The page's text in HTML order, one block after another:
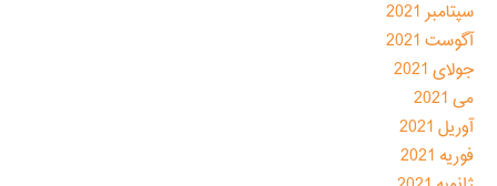
سپتامبر 2021
آگوست 2021
جولای 2021
می 2021
آوریل 2021
فوریه 2021